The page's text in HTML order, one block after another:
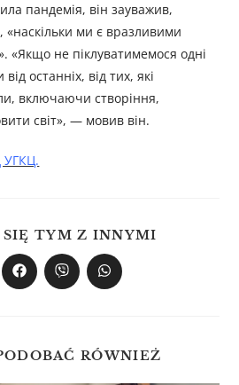
пандемія, він зауважив,
ми є вразливими
«Якщо не піклуватимемося одні
останніх, від тих, які
включаючи створіння,
світ», — мовив він.
УГКЦ.
TYM Z INNYMI
RÓWNIEŻ